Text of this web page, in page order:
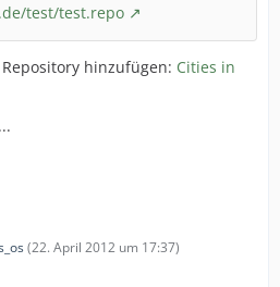
test/test.repo
hinzufügen: Cities in
(22. April 2012 um 17:37)